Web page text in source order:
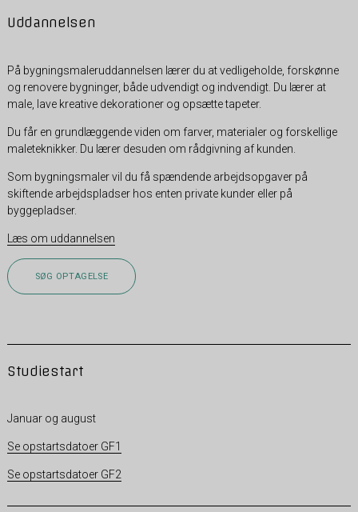
Uddannelsen
På bygningsmaleruddannelsen lærer du at vedligeholde, forskønne
og renovere bygninger, både udvendigt og indvendigt. Du lærer at
male, lave kreative dekorationer og opsætte tapeter.
Du får en grundlæggende viden om farver, materialer og forskellige
maleteknikker. Du lærer desuden om rådgivning af kunden.
Som bygningsmaler vil du få spændende arbejdsopgaver på
skiftende arbejdspladser hos enten private kunder eller på
byggepladser.
Læs om uddannelsen
SØG OPTAGELSE
Studiestart
Januar og august
Se opstartsdatoer GF1
Se opstartsdatoer GF2